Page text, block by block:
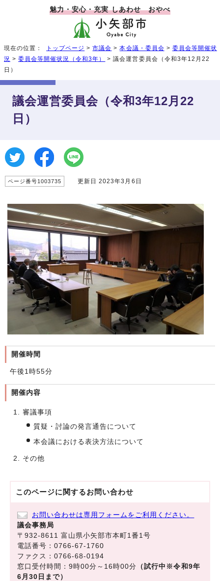
魅力・安心・充実 しあわせ おやべ
現在の位置： トップページ >市議会 >本会議・委員会 > 委員会等開催状
況 >委員会等開催状況（令和3年）
> 議会運営委員会（令和3年12月22
日）
議会運営委員会（令和3年12月22
日）
ページ番号1003735 更新日 2023年3月6日
開催時間
午後1時55分
開催内容
審議事項
質疑・討論の発言通告について
本会議における表決方法について
その他
このページに関するお問い合わせ
お問い合わせは専用フォームをご利用ください。
議会事務局
〒932-8611 富山県小矢部市本町1番1号
電話番号：0766-67-1760
ファクス：0766-68-0194
窓口受付時間：9時00分～16時00分 （試行中※令和9年
6月30日まで）